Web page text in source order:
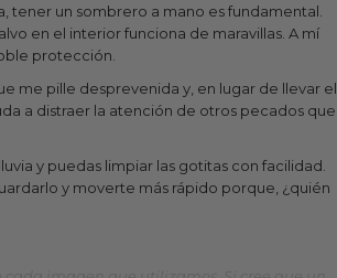
tener un sombrero a mano es fundamental.
en el interior funciona de maravillas. A mí
protección.
me pille desprevenida y, en lugar de llevar el
a distraer la atención de otros pecados que
y puedas limpiar las gotitas con facilidad.
y moverte más rápido porque, ¿quién